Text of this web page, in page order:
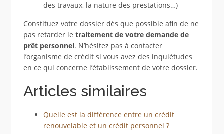
des travaux, la nature des prestations…)
Constituez votre dossier dès que possible afin de ne
pas retarder le traitement de votre demande de
prêt personnel. N’hésitez pas à contacter
l’organisme de crédit si vous avez des inquiétudes
en ce qui concerne l’établissement de votre dossier.
Articles similaires
Quelle est la différence entre un crédit
renouvelable et un crédit personnel ?